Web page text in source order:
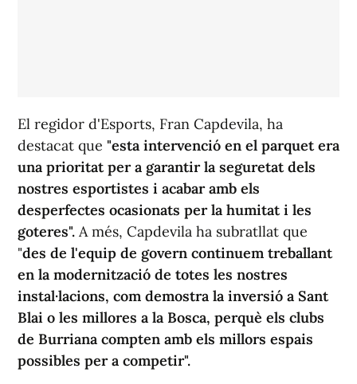
El regidor d'Esports, Fran Capdevila, ha
destacat que "esta intervenció en el parquet era
una prioritat per a garantir la seguretat dels
nostres esportistes i acabar amb els
desperfectes ocasionats per la humitat i les
goteres". A més, Capdevila ha subratllat que
"des de l'equip de govern continuem treballant
en la modernització de totes les nostres
instal·lacions, com demostra la inversió a Sant
Blai o les millores a la Bosca, perquè els clubs
de Burriana compten amb els millors espais
possibles per a competir".